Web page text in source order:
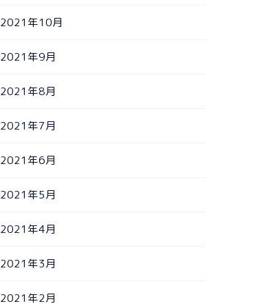
2021年10月
2021年9月
2021年8月
2021年7月
2021年6月
2021年5月
2021年4月
2021年3月
2021年2月